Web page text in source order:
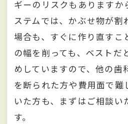
ギーのリスクもありますか
ステムでは、かぶせ物が割
場合も、すぐに作り直すこ
の幅を削っても、ベストだ
めしていますので、他の歯
を断られた方や費用面で難
いた方も、まずはご相談い
す。